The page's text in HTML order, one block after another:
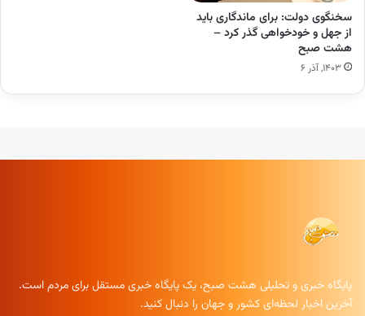
سخنگوی دولت: برای ماندگاری باید
از جهل و خودخواهی گذر کرد –
هشت صبح
۱۴۰۳, آذر ۶
پایگاه خبری و تحلیلی هشت صبح، یک پایگاه خبری مستقل برای مردم است.
آخرین اخبار لحظه‌ای کشور و جهان را دنبال کنید.